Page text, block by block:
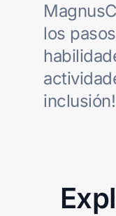
los
inclusión!